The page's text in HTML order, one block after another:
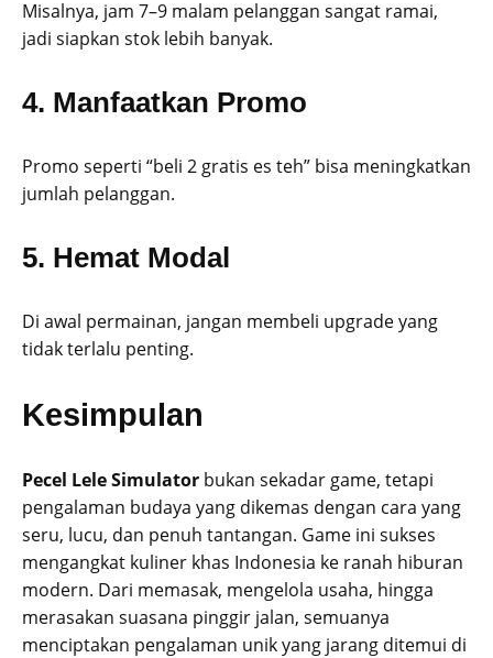
Misalnya, jam 7–9 malam pelanggan sangat ramai,
jadi siapkan stok lebih banyak.
4. Manfaatkan Promo
Promo seperti “beli 2 gratis es teh” bisa meningkatkan
jumlah pelanggan.
5. Hemat Modal
Di awal permainan, jangan membeli upgrade yang
tidak terlalu penting.
Kesimpulan
Pecel Lele Simulator bukan sekadar game, tetapi
pengalaman budaya yang dikemas dengan cara yang
seru, lucu, dan penuh tantangan. Game ini sukses
mengangkat kuliner khas Indonesia ke ranah hiburan
modern. Dari memasak, mengelola usaha, hingga
merasakan suasana pinggir jalan, semuanya
menciptakan pengalaman unik yang jarang ditemui di